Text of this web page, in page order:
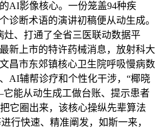
AI影像核心。一份笼盖94种疾
诊断术语的演讲初稿便从动生成。
灶、打通了全省三医联动数据平
新上市的特许药械消息，放射科大
昌市东郊镇核心卫生院呼吸慢病数
AI辅帮诊疗和个性化干涉，“椰晓
能从动生成工做台账、提示患者
它圈出来，该核心操纵先辈算法
行快速、精准阐发，如斯一来，